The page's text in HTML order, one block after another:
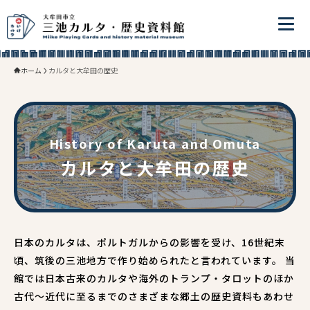
ホーム カルタと大牟田の歴史
History of Karuta and Omuta
カルタと大牟田の歴史
日本のカルタは、ポルトガルからの影響を受け、16世紀末
頃、筑後の三池地方で作り始められたと言われています。 当
館では日本古来のカルタや海外のトランプ・タロットのほか
古代～近代に至るまでのさまざまな郷土の歴史資料もあわせ